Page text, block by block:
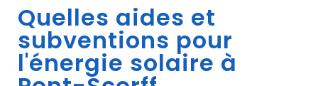
Quelles aides et
subventions pour
l'énergie solaire à